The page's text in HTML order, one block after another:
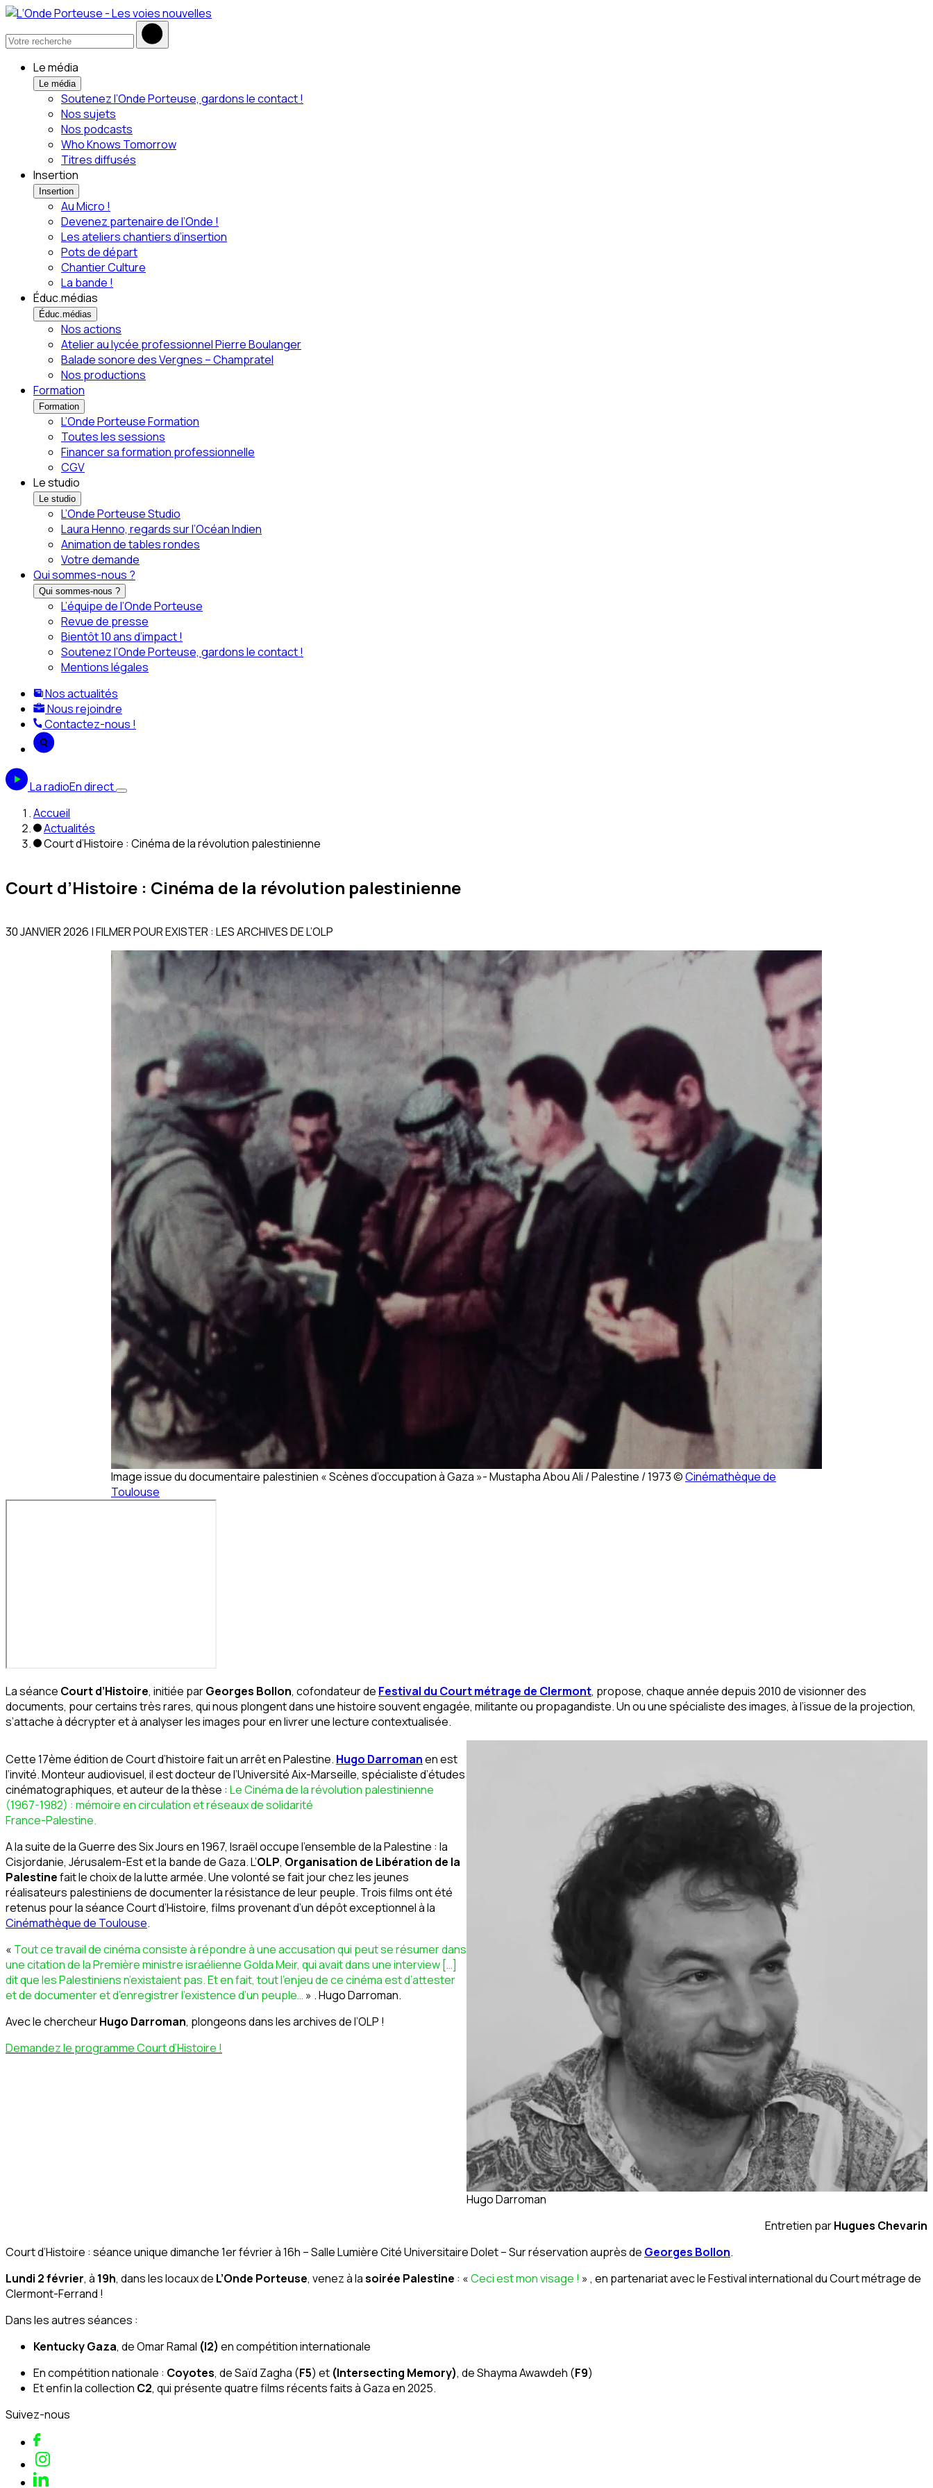
Le média
Le média
Soutenez l’Onde Porteuse, gardons le contact !
Nos sujets
Nos podcasts
Who Knows Tomorrow
Titres diffusés
Insertion
Insertion
Au Micro !
Devenez partenaire de l’Onde !
Les ateliers chantiers d’insertion
Pots de départ
Chantier Culture
La bande !
Éduc.médias
Éduc.médias
Nos actions
Atelier au lycée professionnel Pierre Boulanger
Balade sonore des Vergnes – Champratel
Nos productions
Formation
Formation
L’Onde Porteuse Formation
Toutes les sessions
Financer sa formation professionnelle
CGV
Le studio
Le studio
L’Onde Porteuse Studio
Laura Henno, regards sur l’Océan Indien
Animation de tables rondes
Votre demande
Qui sommes-nous ?
Qui sommes-nous ?
L’équipe de l’Onde Porteuse
Revue de presse
Bientôt 10 ans d’impact !
Soutenez l’Onde Porteuse, gardons le contact !
Mentions légales
Nos actualités
Nous rejoindre
Contactez-nous !
La radioEn direct
Accueil
Actualités
Court d’Histoire : Cinéma de la révolution palestinienne
Court d’Histoire : Cinéma de la révolution palestinienne
30 JANVIER 2026 | FILMER POUR EXISTER : LES ARCHIVES DE L’OLP
Image issue du documentaire palestinien « Scènes d’occupation à Gaza »- Mustapha Abou Ali / Palestine / 1973 ©Cinémathèque de
Toulouse
La séance Court d’Histoire, initiée parGeorges Bollon, cofondateur de Festival du Court métrage de Clermont, propose, chaque année depuis 2010 de visionner des
documents, pour certains très rares, qui nous plongent dans une histoire souvent engagée, militante ou propagandiste. Un ou une spécialiste des images, à l’issue de la projection,
s’attache à décrypter et à analyser les images pour en livrer une lecture contextualisée.
Cette 17ème édition de Court d’histoire fait un arrêt en Palestine. Hugo Darromanen est
l’invité. Monteur audiovisuel, il est docteur de l’Université Aix-Marseille, spécialiste d’études
cinématographiques, et auteur de la thèse : Le Cinéma de la révolution palestinienne
(1967-1982) : mémoire en circulation et réseaux de solidarité
France-Palestine.
A la suite de la Guerre des Six Jours en 1967, Israël occupe l’ensemble de la Palestine : la
Cisjordanie, Jérusalem-Est et la bande de Gaza. L’OLP, Organisation de Libération de la
Palestinefait le choix de la lutte armée. Une volonté se fait jour chez les jeunes
réalisateurs palestiniens de documenter la résistance de leur peuple. Trois films ont été
retenus pour la séance Court d’Histoire, films provenant d’un dépôt exceptionnel à la
Cinémathèque de Toulouse.
« Tout ce travail de cinéma consiste à répondre à une accusation qui peut se résumer dans
une citation de la Première ministre israélienne Golda Meir, qui avait dans une interview […]
dit que les Palestiniens n’existaient pas. Et en fait, tout l’enjeu de ce cinéma est d’attester
et de documenter et d’enregistrer l’existence d’un peuple… » . Hugo Darroman.
Avec le chercheurHugo Darroman, plongeons dans les archives de l’OLP !
Demandez le programme Court d’Histoire !
Hugo Darroman
Entretien parHugues Chevarin
Court d’Histoire : séance unique dimanche 1er février à 16h – Salle Lumière Cité Universitaire Dolet – Sur réservation auprès de Georges Bollon.
Lundi 2 février, à 19h, dans les locaux de L’Onde Porteuse, venez à lasoirée Palestine : «Ceci est mon visage ! » , en partenariat avec le Festival international du Court métrage de
Clermont-Ferrand !
Dans les autres séances :
Kentucky Gaza, de Omar Ramal (I2) en compétition internationale
En compétition nationale : Coyotes, de Saïd Zagha (F5) et (Intersecting Memory), de Shayma Awawdeh (F9)
Et enfin la collection C2, qui présente quatre films récents faits à Gaza en 2025.
Suivez-nous